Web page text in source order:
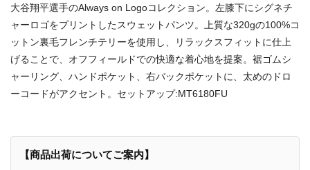
大谷翔平選手のAlways on Logoコレクション。左膝下にシグネチ
ャーロゴをプリントしたスウェットパンツ。上質な320gの100%コ
ットン裏毛フレンチテリーを使用し、リラックスフィットに仕上
げることで、オフフィールドでの快適な着心地を提案。裾ゴムシ
ャーリング、ハンドポケット、右バックポケットに、太めのドロ
ーコードがアクセント。セットアップ:MT6180FU
【商品出荷についてご案内】